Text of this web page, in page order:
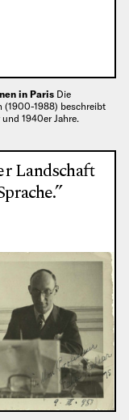
in Paris Die
(1900-1988) beschreibt
1940er Jahre.
Landschaft